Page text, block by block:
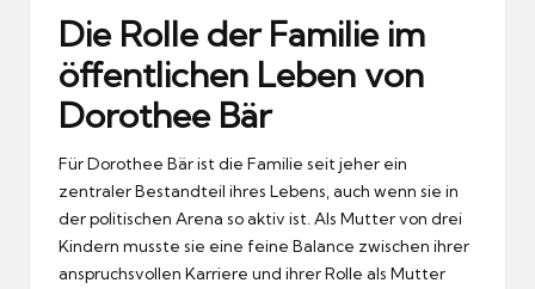
Die Rolle der Familie im
öffentlichen Leben von
Dorothee Bär
Für Dorothee Bär ist die Familie seit jeher ein
zentraler Bestandteil ihres Lebens, auch wenn sie in
der politischen Arena so aktiv ist. Als Mutter von drei
Kindern musste sie eine feine Balance zwischen ihrer
anspruchsvollen Karriere und ihrer Rolle als Mutter